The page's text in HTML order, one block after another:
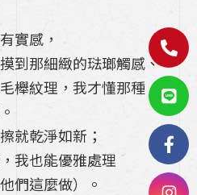
實感，
到那細緻的琺瑯觸感、
櫸紋理，我才懂那種
就乾淨如新；
我也能優雅處理
們這麼做）。